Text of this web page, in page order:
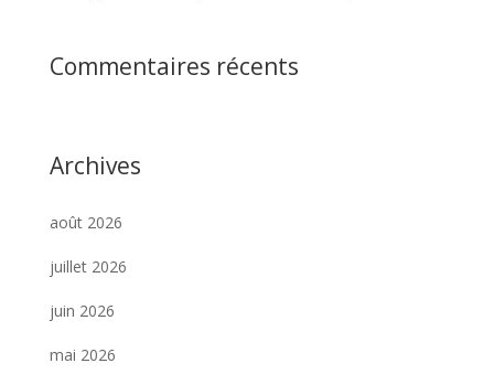
Commentaires récents
Archives
août 2026
juillet 2026
juin 2026
mai 2026